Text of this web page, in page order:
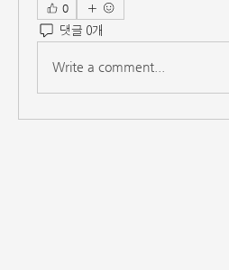
0
댓글 0개
Write a comment...